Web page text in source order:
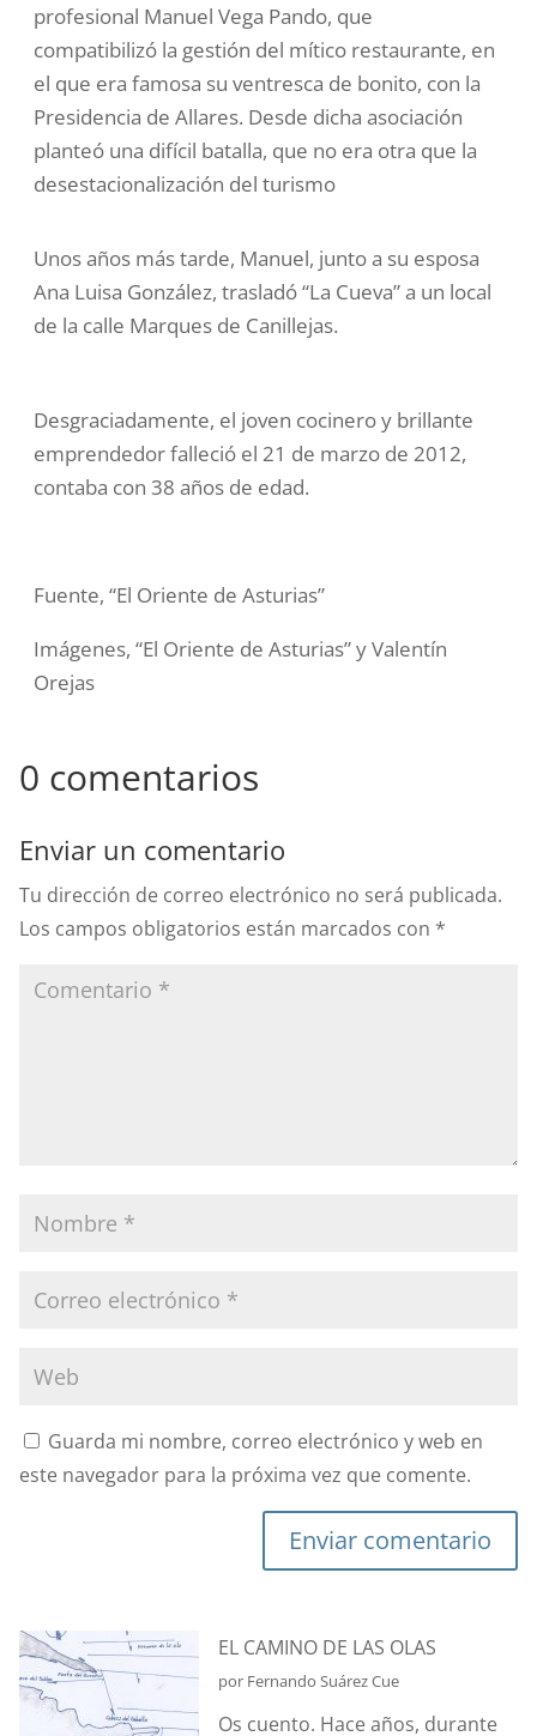
profesional Manuel Vega Pando, que
compatibilizó la gestión del mítico restaurante, en
el que era famosa su ventresca de bonito, con la
Presidencia de Allares. Desde dicha asociación
planteó una difícil batalla, que no era otra que la
desestacionalización del turismo
Unos años más tarde, Manuel, junto a su esposa
Ana Luisa González, trasladó “La Cueva” a un local
de la calle Marques de Canillejas.
Desgraciadamente, el joven cocinero y brillante
emprendedor falleció el 21 de marzo de 2012,
contaba con 38 años de edad.
Fuente, “El Oriente de Asturias”
Imágenes, “El Oriente de Asturias” y Valentín
Orejas
0 comentarios
Enviar un comentario
Tu dirección de correo electrónico no será publicada.
Los campos obligatorios están marcados con *
Guarda mi nombre, correo electrónico y web en
este navegador para la próxima vez que comente.
Enviar comentario
EL CAMINO DE LAS OLAS
por Fernando Suárez Cue
Os cuento. Hace años, durante